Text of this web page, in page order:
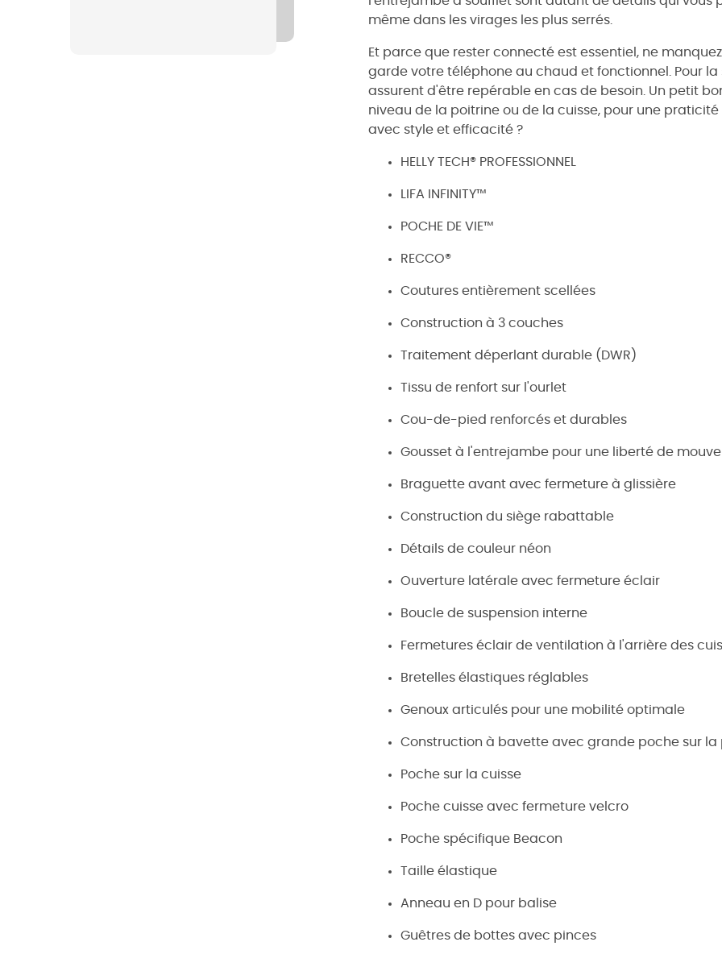
même dans les virages les plus serrés.
Et parce que rester connecté est essentiel, ne
garde votre téléphone au chaud et fonctionnel. Pour la
assurent d'être repérable en cas de besoin. Un petit
niveau de la poitrine ou de la cuisse, pour une
avec style et efficacité ?
HELLY TECH® PROFESSIONNEL
LIFA INFINITY™
POCHE DE VIE™
RECCO®
Coutures entièrement scellées
Construction à 3 couches
Traitement déperlant durable (DWR)
Tissu de renfort sur l'ourlet
Cou-de-pied renforcés et durables
Gousset à l'entrejambe pour une liberté de
Braguette avant avec fermeture à glissière
Construction du siège rabattable
Détails de couleur néon
Ouverture latérale avec fermeture éclair
Boucle de suspension interne
Fermetures éclair de ventilation à l'arrière des
Bretelles élastiques réglables
Genoux articulés pour une mobilité optimale
Construction à bavette avec grande poche sur
Poche sur la cuisse
Poche cuisse avec fermeture velcro
Poche spécifique Beacon
Taille élastique
Anneau en D pour balise
Guêtres de bottes avec pinces